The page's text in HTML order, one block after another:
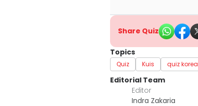
Share Quiz
Topics
Quiz Kuis quiz korea
Editorial Team
Editor
Indra Zakaria